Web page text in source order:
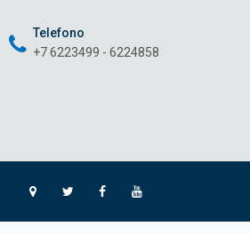
Telefono
+7 6223499 - 6224858